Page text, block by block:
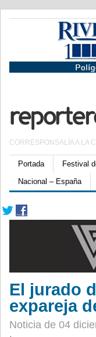
CORRESPONSALÍA A LA
Portada Festival
Nacional – España
El jurado
expareja
Noticia de 04